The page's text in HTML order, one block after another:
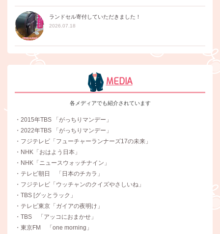
ランドセル寄付していただきました！
2026.07.18
MEDIA
各メディアでも紹介されています
・2015年TBS 「がっちりマンデー」
・2022年TBS 「がっちりマンデー」
・フジテレビ「フューチャーランナーズ17の未来」
・NHK「おはよう日本」
・NHK「ニュースウォッチナイン」
・テレビ朝日 「日本のチカラ」
・フジテレビ「ウッチャンのクイズやさしいね」
・TBS [グッとラック」
・テレビ東京「ガイアの夜明け」
・TBS 「アッコにおまかせ」
・東京FM 「one morning」